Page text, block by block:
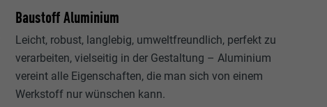
Baustoff Aluminium
Leicht, robust, langlebig, umweltfreundlich, perfekt zu
verarbeiten, vielseitig in der Gestaltung – Aluminium
vereint alle Eigenschaften, die man sich von einem
Werkstoff nur wünschen kann.